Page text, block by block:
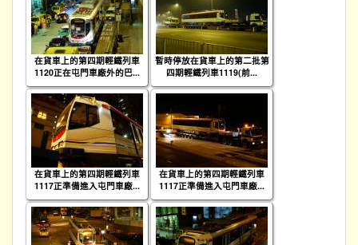
在貨車上的第四期輕鐵列車
1120正在屯門車廠外的巴...
暫時停放在貨車上的第二批第
四期輕鐵列車1119(前...
在貨車上的第四期輕鐵列車
1117正準備進入屯門車廠...
在貨車上的第四期輕鐵列車
1117正準備進入屯門車廠...